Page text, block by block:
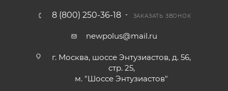
8 (800) 250-36-18 ЗАКАЗАТЬ ЗВОНОК
newpolus@mail.ru
г. Москва, шоссе Энтузиастов, д. 56,
стр. 25,
м. "Шоссе Энтузиастов"